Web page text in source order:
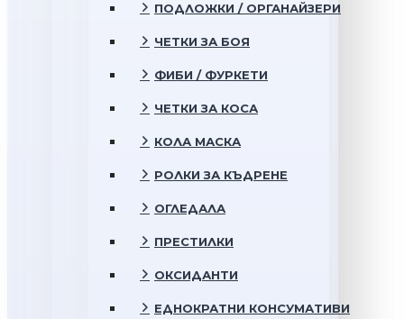
ПОДЛОЖКИ / ОРГАНАЙЗЕРИ
ЧЕТКИ ЗА БОЯ
ФИБИ / ФУРКЕТИ
ЧЕТКИ ЗА КОСА
КОЛА МАСКА
РОЛКИ ЗА КЪДРЕНЕ
ОГЛЕДАЛА
ПРЕСТИЛКИ
ОКСИДАНТИ
ЕДНОКРАТНИ КОНСУМАТИВИ